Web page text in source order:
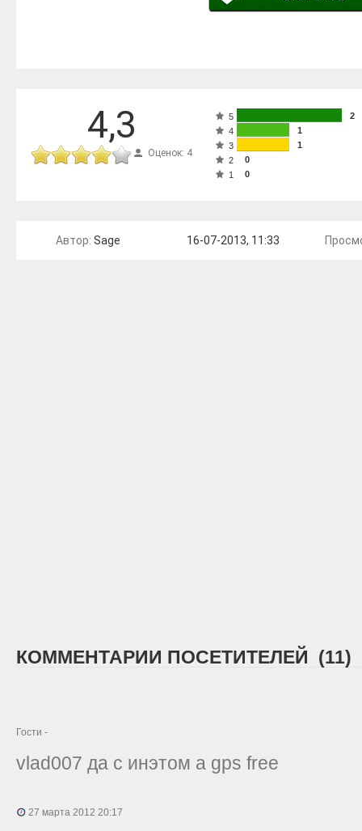
4,3
Оценок: 4
5
2
4
1
3
1
2
0
1
0
Автор:Sage 16-07-2013, 11:33
КОММЕНТАРИИ ПОСЕТИТЕЛЕЙ (11)
Гости -
vlad007 да с инэтом а gps free
27 марта 2012 20:17